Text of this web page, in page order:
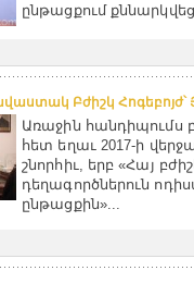
ընթացքում
Բժիշկ Հոգեբոյժ՝
Առաջին հանդիպումս
հետ եղաւ 2017-ի
շնորհիւ, երբ «Հայ
դեղագործներուն
ընթացքին»...